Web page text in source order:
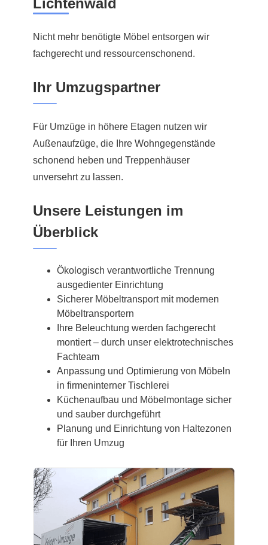
Lichtenwald
Nicht mehr benötigte Möbel entsorgen wir
fachgerecht und ressourcenschonend.
Ihr Umzugspartner
Für Umzüge in höhere Etagen nutzen wir
Außenaufzüge, die Ihre Wohngegenstände
schonend heben und Treppenhäuser
unversehrt zu lassen.
Unsere Leistungen im
Überblick
Ökologisch verantwortliche Trennung
ausgedienter Einrichtung
Sicherer Möbeltransport mit modernen
Möbeltransportern
Ihre Beleuchtung werden fachgerecht
montiert – durch unser elektrotechnisches
Fachteam
Anpassung und Optimierung von Möbeln
in firmeninterner Tischlerei
Küchenaufbau und Möbelmontage sicher
und sauber durchgeführt
Planung und Einrichtung von Haltezonen
für Ihren Umzug